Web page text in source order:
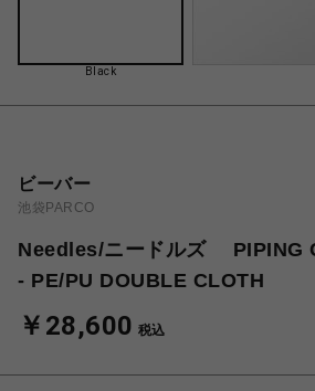
Black
ビーバー
池袋PARCO
Needles/ニードルズ PIPING
- PE/PU DOUBLE CLOTH
￥28,600 税込